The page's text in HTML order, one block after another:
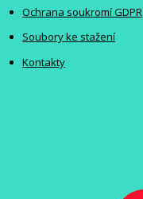
Ochrana soukromí GDPR
Soubory ke stažení
Kontakty